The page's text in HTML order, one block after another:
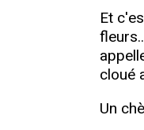
Et
cloué
Un